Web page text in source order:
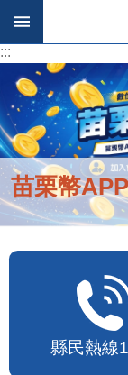
跳到主要內容區塊
:::
苗栗幣
縣民熱線